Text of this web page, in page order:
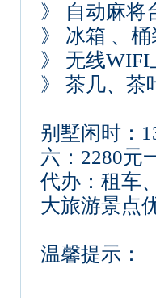
》 自动麻将
》 冰箱 、
》 无线
》 茶几、茶
别墅闲时：
六：2280元
代办：租车
大旅游景点
温馨提示：